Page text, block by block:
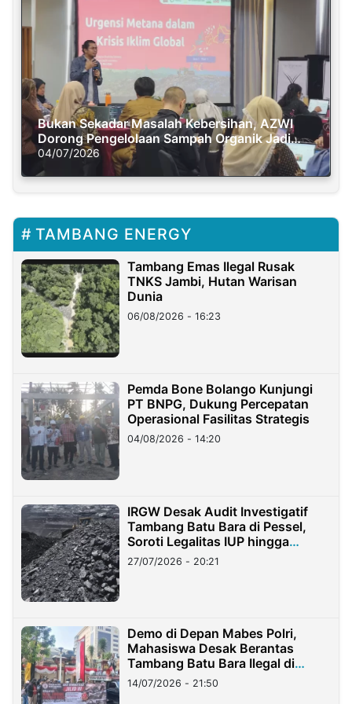
Bukan Sekadar Masalah Kebersihan, AZWI
Dorong Pengelolaan Sampah Organik Jadi
Solusi Krisis Iklim
04/07/2026
TAMBANG ENERGY
Tambang Emas Ilegal Rusak
TNKS Jambi, Hutan Warisan
Dunia
06/08/2026 - 16:23
Pemda Bone Bolango Kunjungi
PT BNPG, Dukung Percepatan
Operasional Fasilitas Strategis
04/08/2026 - 14:20
IRGW Desak Audit Investigatif
Tambang Batu Bara di Pessel,
Soroti Legalitas IUP hingga
Stockpile
27/07/2026 - 20:21
Demo di Depan Mabes Polri,
Mahasiswa Desak Berantas
Tambang Batu Bara Ilegal di
Lampung
14/07/2026 - 21:50